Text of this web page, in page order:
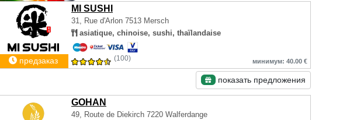
MI SUSHI
31, Rue d'Arlon 7513 Mersch
asiatique, chinoise, sushi, thaïlandaise
предзаказ (100) минимум: 40.00 €
показать предложения
GOHAN
49, Route de Diekirch 7220 Walferdange